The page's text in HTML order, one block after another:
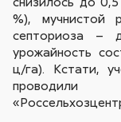
%),
септориоза
урожайность
ц/га). Кстати,